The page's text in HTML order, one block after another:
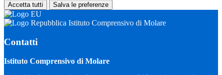
Accetta tutti Salva le preferenze
Istituto Comprensivo di Molare
Contatti
Istituto Comprensivo di Molare